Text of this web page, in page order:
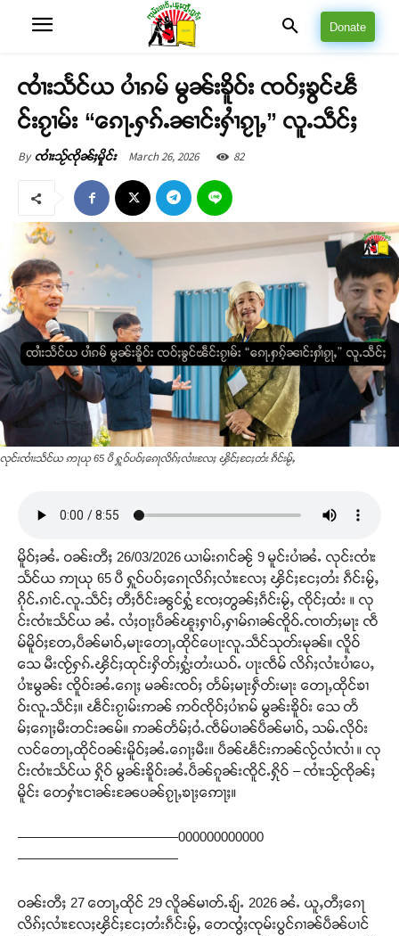
Donate
ၸၢႆးသႅင်ယ ပၢႆၵမ် မွၼ်းၶိူဝ်း ၸဝ်ႈၶွင်ၽဵ
င်းၵႂၢမ်း “ၵေႃႉႁၵ်ႉၼၢင်းႁၢႆၵႂႃႇ” လူႉသဵင်ႈ
By ၸၢႆးသႂ်ၸိုၼ်ႈမိူင်း March 26, 2026 82
လုင်းၸၢႆးသႅင်ယ ဢႃယု 65 ပီ ႁူဝ်ပဝ်ႈၵေႃလိၵ်ႈလၢႆးလႄႈ ၾိင်ႈငႄႈတႆး ၵဵင်းမႂ်ႇ
မိူဝ်ႈၼႆႉ ဝၼ်းတီႈ 26/03/2026 ယၢမ်းၵၢင်ၼႂ် 9 မူင်းပၢႆၼႆႉ လုင်းၸၢႆး
သႅင်ယ ဢႃယု 65 ပီ ႁူဝ်ပဝ်ႈၵေႃလိၵ်ႈလၢႆးလႄႈ ၾိင်ႈငႄႈတႆး ၵဵင်းမႂ်ႇ
ၵိုင်ႉၵၢင်ႉလူႉသဵင်ႈ တီႈဝဵင်းၼွင်ႁွႆ ၸႄႈတွၼ်ႈၵဵင်းမႂ်ႇ ၸိုင်ႈထႆး ။ လု
င်းၸၢႆးသႅင်ယ ၼႆႉ လႆႈဝႃႈပဵၼ်ၽူႈႁၢပ်ႇႁၢမ်ၵၢၼ်ၸိူဝ်ႉၸၢတ်ႈမႃး ၸဵ
မ်မိူဝ်ႈတႄႇပဵၼ်မၢဝ်ႇမႃးတေႃႇထိုင်ပေႃးလူႉသဵင်သုတ်းမုၼ်။ လိူဝ်
သေ မီးၸႂ်ႁၵ်ႉၾိင်ႈထုင်းႁိတ်ႈႁွႆးတႆးယဝ်ႉ ပႃးၸဵမ် လိၵ်ႈလၢႆးပၢႆပေႇ
ပၢႆးမွၼ်း ၸိူဝ်းၼႆႉၵေႃႈ မၼ်းၸဝ်ႈ တႅမ်ႈမႃးႁဵတ်းမႃး တေႃႇထိုင်ၶၢ
ဝ်းလူႉသဵင်ႈ။ ၽဵင်းၵႂၢမ်းဢၼ် ဢဝ်ၸိုဝ်ႈပၢႆၵမ် မွၼ်းၶိူဝ်း သေ တႅ
မ်ႈၵေႃႈမီးတင်းၼမ်။ ဢၼ်တႅမ်ႈဝႆႉၸဵမ်ပၢၼ်ပဵၼ်မၢဝ်ႇ သမ်ႉလိုဝ်း
လင်တေႃႇထိုင်ဝၼ်းမိူဝ်ႈၼႆႉၵေႃႈမီး။ ပဵၼ်ၽဵင်းဢၼ်လႂ်လၢႆလၢႆ ။ လု
င်းၸၢႆးသႅင်ယ ႁိုဝ် မွၼ်းၶိူဝ်းၼႆႉပဵၼ်ၵူၼ်းၸိူင်ႉႁိုဝ် – ၸၢႆးသႂ်ၸိုၼ်ႈ
မိူင်း တေႁၢႆးငၢၼ်းၼႄပၼ်ၵႂႃႇၶႃႈဢေႃႈ။
————————————000000000000
————————————
ဝၼ်းတီႈ 27 တေႃႇထိုင် 29 လိူၼ်မၢတ်ႉၶျ်ႉ 2026 ၼႆႉ ယူႇတီႈၵေႃ
လိၵ်ႈလၢႆးလႄႈၾိင်ႈငႄႈတႆးၵဵင်းမႂ်ႇ တေၸွႆႈၸုမ်းပွင်ၵၢၼ်ပဵၼ်ပၢင်